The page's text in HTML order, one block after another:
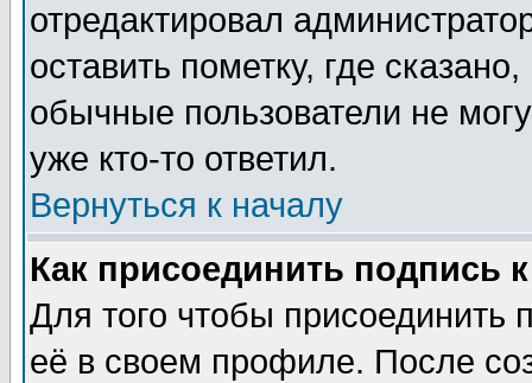
отредактировал
оставить пометку, где
обычные пользователи не
уже кто-то ответил.
Вернуться к началу
Как присоединить подпись
Для того чтобы присоединить
её в своем профиле. После